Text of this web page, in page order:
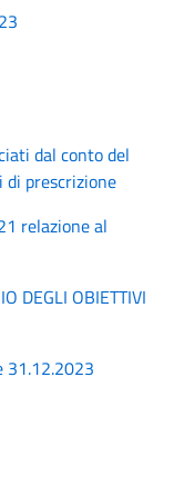
dal conto del
prescrizione
relazione al
DEGLI OBIETTIVI
31.12.2023